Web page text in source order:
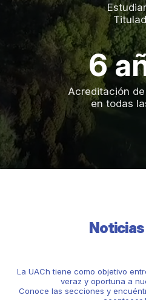
6
Acreditación de
en todas
Noticias
La UACh tiene como objetivo
veraz y oportuna a
Conoce las secciones y